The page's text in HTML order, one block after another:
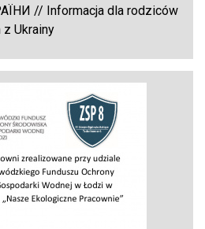
// Informacja dla rodziców
Ukrainy